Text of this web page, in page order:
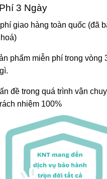
3 Ngày
giao hàng toàn quốc (đã
phẩm miễn phí trong vòng
đề trong quá trình vận
nhiệm 100%